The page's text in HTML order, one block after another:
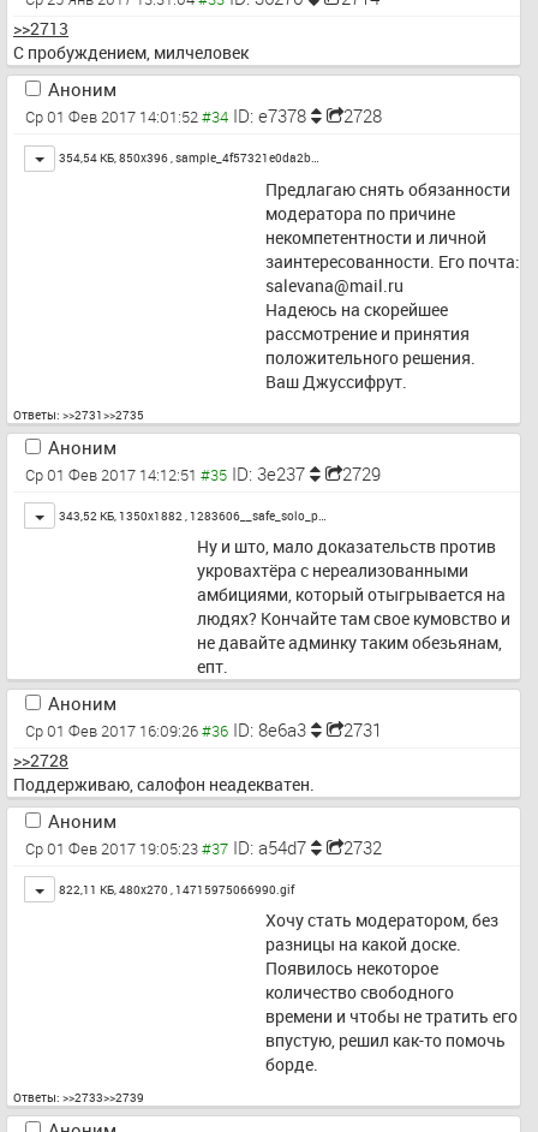
>>2713
С пробуждением, милчеловек
Аноним
Ср 01 Фев 2017 14:01:52 ID: e7378 2728
Toggle
354,54 КБ, 850x396 ,sample_4f57321e0da2b…
Предлагаю снять обязанности
модератора по причине
некомпетентности и личной
salevana@mail.ru
Надеюсь на скорейшее
рассмотрение и принятия
положительного решения.
Ваш Джуссифрут.
Ответы: >>2731>>2735
Аноним
Ср 01 Фев 2017 14:12:51 ID: 3e237 2729
Toggle
343,52 КБ, 1350x1882 , 1283606__safe_solo_p…
Ну и што, мало доказательств против
укровахтёра с нереализованными
амбициями, который отыгрывается на
людях? Кончайте там свое кумовство и
не давайте админку таким обезьянам,
епт.
Аноним
Ср 01 Фев 2017 16:09:26 ID: 8e6a3 2731
>>2728
Поддерживаю, салофон неадекватен.
Аноним
Ср 01 Фев 2017 19:05:23 ID: a54d7 2732
Toggle
822,11 КБ, 480x270 , 14715975066990.gif
Хочу стать модератором, без
разницы на какой доске.
Появилось некоторое
количество свободного
времени и чтобы не тратить его
впустую, решил как-то помочь
борде.
Ответы: >>2733>>2739